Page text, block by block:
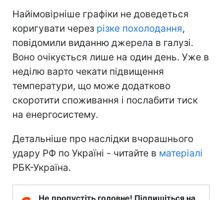
Найімовірніше графіки не доведеться
коригувати через різке похолодання,
повідомили виданню джерела в галузі.
Воно очікується лише на один день. Уже в
неділю варто чекати підвищення
температури, що може додатково
скоротити споживання і послабити тиск
на енергосистему.
Детальніше про наслідки вчорашнього
удару РФ по Україні - читайте в матеріалі
РБК-Україна.
Не пропустіть головне! Підпишіться на